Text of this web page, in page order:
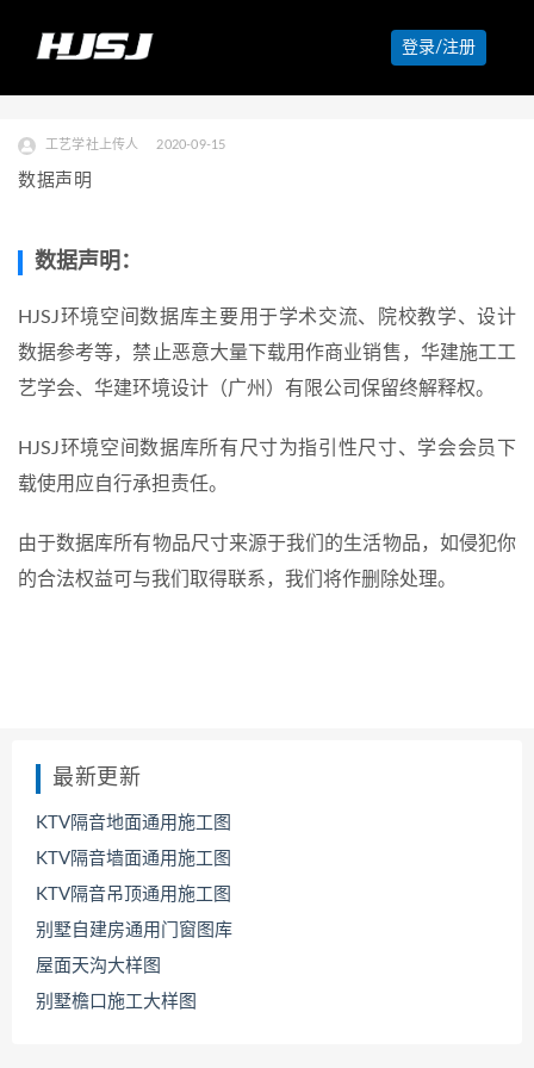
登录/注册
工艺学社上传人 2020-09-15
数据声明
数据声明：
HJSJ环境空间数据库主要用于学术交流、院校教学、设计
数据参考等，禁止恶意大量下载用作商业销售，华建施工工
艺学会、华建环境设计（广州）有限公司保留终解释权。
HJSJ环境空间数据库所有尺寸为指引性尺寸、学会会员下
载使用应自行承担责任。
由于数据库所有物品尺寸来源于我们的生活物品，如侵犯你
的合法权益可与我们取得联系，我们将作删除处理。
最新更新
KTV隔音地面通用施工图
KTV隔音墙面通用施工图
KTV隔音吊顶通用施工图
别墅自建房通用门窗图库
屋面天沟大样图
别墅檐口施工大样图